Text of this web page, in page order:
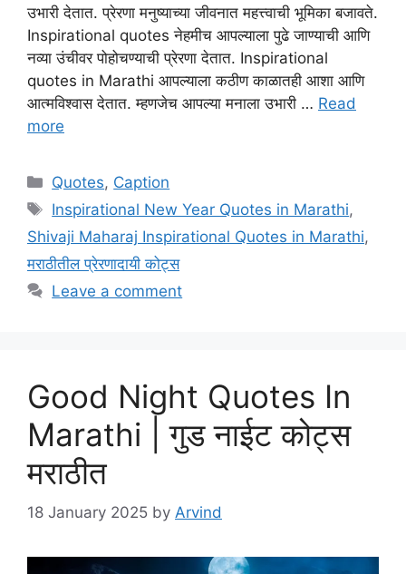
उभारी देतात. प्रेरणा मनुष्याच्या जीवनात महत्त्वाची भूमिका बजावते.
Inspirational quotes नेहमीच आपल्याला पुढे जाण्याची आणि
नव्या उंचीवर पोहोचण्याची प्रेरणा देतात. Inspirational
quotes in Marathi आपल्याला कठीण काळातही आशा आणि
आत्मविश्वास देतात. म्हणजेच आपल्या मनाला उभारी … Read
more
Categories
Quotes, Caption
Tags
Inspirational New Year Quotes in Marathi,
Shivaji Maharaj Inspirational Quotes in Marathi,
मराठीतील प्रेरणादायी कोट्स
Leave a comment
Good Night Quotes In
Marathi | गुड नाईट कोट्स
मराठीत
18 January 2025 by Arvind